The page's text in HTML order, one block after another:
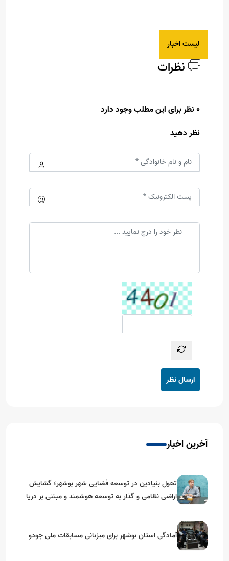
لیست اخبار
نظرات
0 نظر برای این مطلب وجود دارد
نظر دهید
ارسال نظر
آخرین اخبار
تحول بنیادین در توسعه فضایی شهر بوشهر؛ گشایش
اراضی نظامی و گذار به توسعه هوشمند و مبتنی بر دریا
آمادگی استان بوشهر برای میزبانی مسابقات ملی جودو